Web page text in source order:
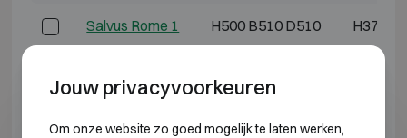
Salvus Rome 1 H500 B510 D510 H373
Jouw privacyvoorkeuren
Om onze website zo goed mogelijk te laten werken,